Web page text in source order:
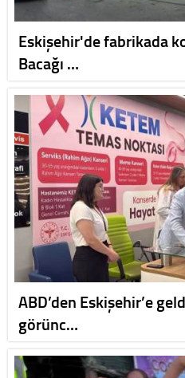
Eskişehir'de fabrikada
Bacağı …
ABD’den Eskişehir’e
görünc…